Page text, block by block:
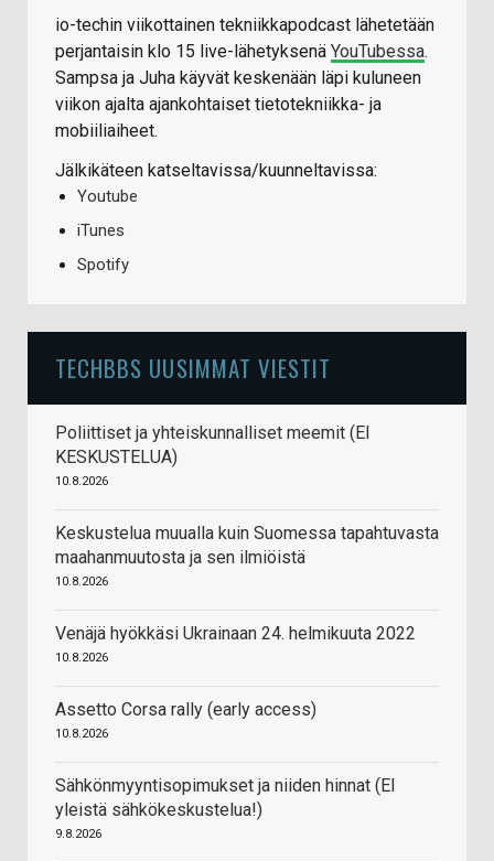
io-techin viikottainen tekniikkapodcast lähetetään
perjantaisin klo 15 live-lähetyksenä YouTubessa.
Sampsa ja Juha käyvät keskenään läpi kuluneen
viikon ajalta ajankohtaiset tietotekniikka- ja
mobiiliaiheet.
Jälkikäteen katseltavissa/kuunneltavissa:
Youtube
iTunes
Spotify
TECHBBS UUSIMMAT VIESTIT
Poliittiset ja yhteiskunnalliset meemit (EI
KESKUSTELUA)
10.8.2026
Keskustelua muualla kuin Suomessa tapahtuvasta
maahanmuutosta ja sen ilmiöistä
10.8.2026
Venäjä hyökkäsi Ukrainaan 24. helmikuuta 2022
10.8.2026
Assetto Corsa rally (early access)
10.8.2026
Sähkönmyyntisopimukset ja niiden hinnat (EI
yleistä sähkökeskustelua!)
9.8.2026